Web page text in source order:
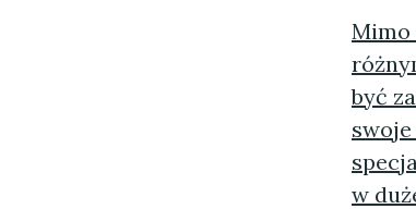
Mimo
być
w